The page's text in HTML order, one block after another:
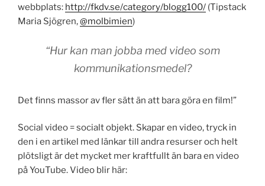
webbplats: http://fkdv.se/category/blogg100/ (Tipstack
Maria Sjögren,@molbimien)
“Hur kan man jobba med video som
kommunikationsmedel?
Det finns massor av fler sätt än att bara göra en film!”
Social video = socialt objekt. Skapar en video, tryck in
den i en artikel med länkar till andra resurser och helt
plötsligt är det mycket mer kraftfullt än bara en video
på YouTube. Video blir här: